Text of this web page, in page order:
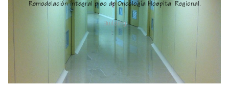
Remodelación integral piso de Oncología Hospital Regional.
Building